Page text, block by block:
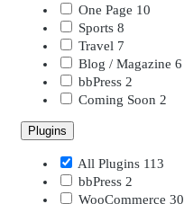
One Page 10
Sports 8
Travel 7
Blog / Magazine 6
bbPress 2
Coming Soon 2
Plugins
All Plugins 113
bbPress 2
WooCommerce 30